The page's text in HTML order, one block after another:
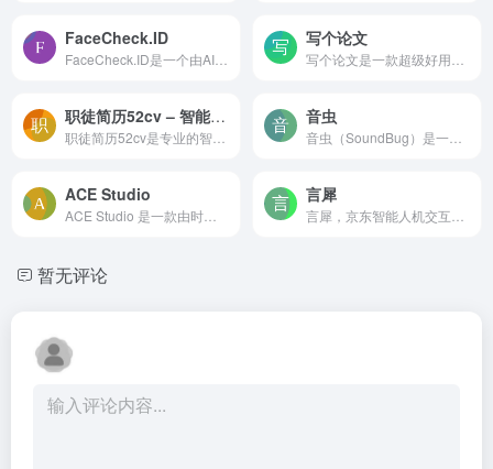
FaceCheck.ID 写个论文
职徒简历52cv – 智能简历制作工具 音虫
ACE Studio 言犀
暂无评论